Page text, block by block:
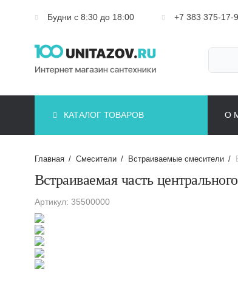
Будни с 8:30 до 18:00 +7 383 375-17-
КАТАЛОГ ТОВАРОВ О
Главная / Смесители / Встраиваемые смесители /
Встраиваемая часть
Артикул: 35500000